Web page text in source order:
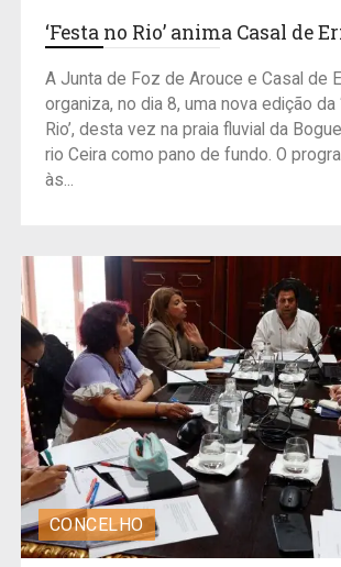
‘Festa no Rio’ anima Casal de
A Junta de Foz de Arouce e Casal de
organiza, no dia 8, uma nova edição da
Rio’, desta vez na praia fluvial da
rio Ceira como pano de fundo. O
às...
CONCELHO